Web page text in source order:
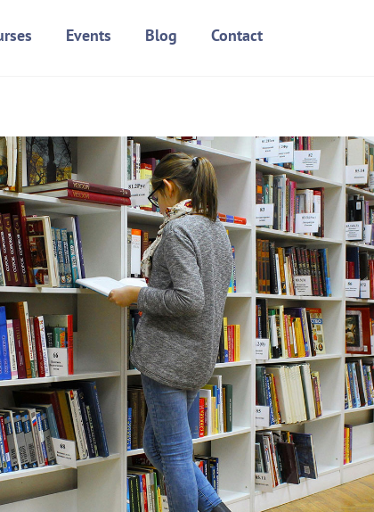
Events Blog Contact